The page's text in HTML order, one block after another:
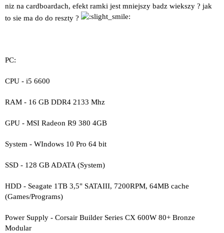
niz na cardboardach, efekt ramki jest mniejszy badz wiekszy ? jak
to sie ma do do reszty ?
PC:
CPU - i5 6600
RAM - 16 GB DDR4 2133 Mhz
GPU - MSI Radeon R9 380 4GB
System - WIndows 10 Pro 64 bit
SSD - 128 GB ADATA (System)
HDD - Seagate 1TB 3,5" SATAIII, 7200RPM, 64MB cache
(Games/Programs)
Power Supply - Corsair Builder Series CX 600W 80+ Bronze
Modular